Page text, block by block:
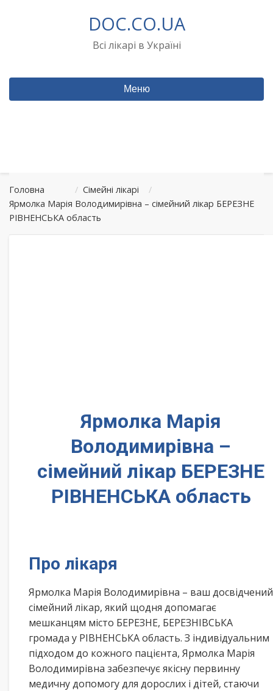
DOC.CO.UA
Всі лікарі в Україні
Меню
Головна / Сімейні лікарі
/
Ярмолка Марія Володимирівна – сімейний лікар БЕРЕЗНЕ
РІВНЕНСЬКА область
Ярмолка Марія
Володимирівна –
сімейний лікар БЕРЕЗНЕ
РІВНЕНСЬКА область
Про лікаря
Ярмолка Марія Володимирівна – ваш досвідчений
сімейний лікар, який щодня допомагає
мешканцям місто БЕРЕЗНЕ, БЕРЕЗНІВСЬКА
громада у РІВНЕНСЬКА область. З індивідуальним
підходом до кожного пацієнта, Ярмолка Марія
Володимирівна забезпечує якісну первинну
медичну допомогу для дорослих і дітей, стаючи